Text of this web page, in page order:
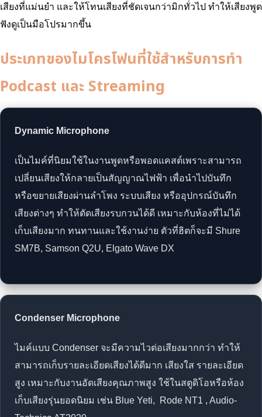
เสียงที่แม่นยำ และให้โทนเสียงที่ชัดเจนกว่ามิกทั่วไป ทำให้เสียงพูด
ฟังดูเป็นมือโปรมากขึ้น
ประเภทของไมโครโฟนที่ใช้สำหรับการทำ
Podcast และ Streaming
Dynamic Microphone
เป็นไมค์ที่นิยมใช้ในงานพูดหรือพอดแคสต์เพราะสามารถ
เปลี่ยนเสียงให้กลายเป็นสัญญาณไฟฟ้า เพื่อนำไปบันทึก
หรือขยายเสียงผ่านลำโพง ระบบเสียง หรืออุปกรณ์บันทึก
เสียงต่างๆ ทำให้ตัดเสียงรบกวนได้ดี เหมาะกับห้องที่ไม่ได้
เก็บเสียงมาก ทนทานและใช้งานง่าย ตัวที่ฮิตก็จะมี Shure
SM7B, Samson Q2U, Elgato Wave DX
Condenser Microphone
ไมค์แบบ Condenser จะมีความไวต่อเสียงมากกว่า ทำให้
สามารถเก็บรายละเอียดเสียงได้ดีมาก เสียงใส รายละเอียด
สูง เหมาะกับงานอัดเสียงคุณภาพสูง ใช้ในสตูดิโอหรือห้อง
เก็บเสียงรุ่นยอดนิยม เช่น Blue Yeti, Rode NT1 , Audio-